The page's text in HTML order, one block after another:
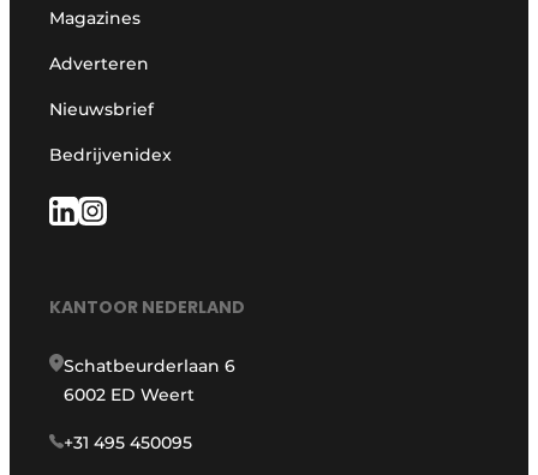
Magazines
Adverteren
Nieuwsbrief
Bedrijvenidex
KANTOOR NEDERLAND
Schatbeurderlaan 6
6002 ED Weert
+31 495 450095